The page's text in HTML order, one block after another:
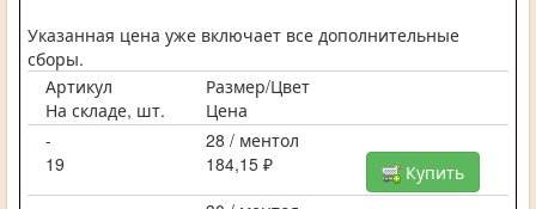
Указанная цена уже включает все дополнительные
сборы.
Артикул
Размер/Цвет
На складе, шт.
Цена
-
28 / ментол
19
184,15 ₽
Купить